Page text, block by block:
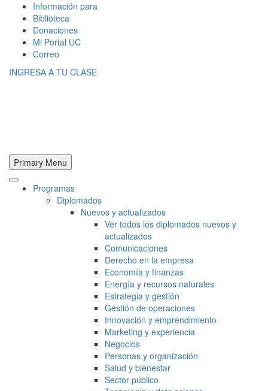
Información para
Biblioteca
Donaciones
Mi Portal UC
Correo
INGRESA A TU CLASE
Primary Menu
Programas
Diplomados
Nuevos y actualizados
Ver todos los diplomados nuevos y
actualizados
Comunicaciones
Derecho en la empresa
Economía y finanzas
Energía y recursos naturales
Estrategia y gestión
Gestión de operaciones
Innovación y emprendimiento
Marketing y experiencia
Negocios
Personas y organización
Salud y bienestar
Sector público